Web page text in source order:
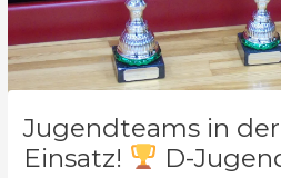
Jugendteams in
Einsatz!
D-